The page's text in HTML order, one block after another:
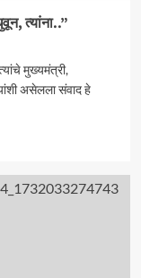
त्यांना..”
मुख्यमंत्री,
असेलला संवाद हे